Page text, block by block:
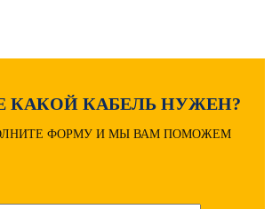
КАКОЙ КАБЕЛЬ НУЖЕН?
ФОРМУ И МЫ ВАМ ПОМОЖЕМ